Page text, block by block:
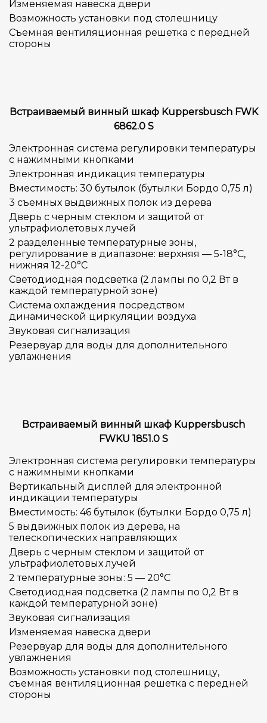
Изменяемая навеска двери
Возможность установки под столешницу
Cъемная вентиляционная решетка с передней
стороны
Встраиваемый винный шкаф Kuppersbusch FWK
6862.0 S
Электронная система регулировки температуры
с нажимными кнопками
Электронная индикация температуры
Вместимость: 30 бутылок (бутылки Бордо 0,75 л)
3 съемных выдвижных полок из дерева
Дверь с черным стеклом и защитой от
ультрафиолетовых лучей
2 разделенные температурные зоны,
регулирование в диапазоне: верхняя — 5-18°C,
нижняя 12-20°C
Светодиодная подсветка (2 лампы по 0,2 Вт в
каждой температурной зоне)
Система охлаждения посредством
динамической циркуляции воздуха
Звуковая сигнализация
Резервуар для воды для дополнительного
увлажнения
Встраиваемый винный шкаф Kuppersbusch
FWKU 1851.0 S
Электронная система регулировки температуры
с нажимными кнопками
Вертикальный дисплей для электронной
индикации температуры
Вместимость: 46 бутылок (бутылки Бордо 0,75 л)
5 выдвижных полок из дерева, на
телескопических направляющих
Дверь с черным стеклом и защитой от
ультрафиолетовых лучей
2 температурные зоны: 5 — 20°C
Светодиодная подсветка (2 лампы по 0,2 Вт в
каждой температурной зоне)
Звуковая сигнализация
Изменяемая навеска двери
Резервуар для воды для дополнительного
увлажнения
Возможность установки под столешницу,
съемная вентиляционная решетка с передней
стороны